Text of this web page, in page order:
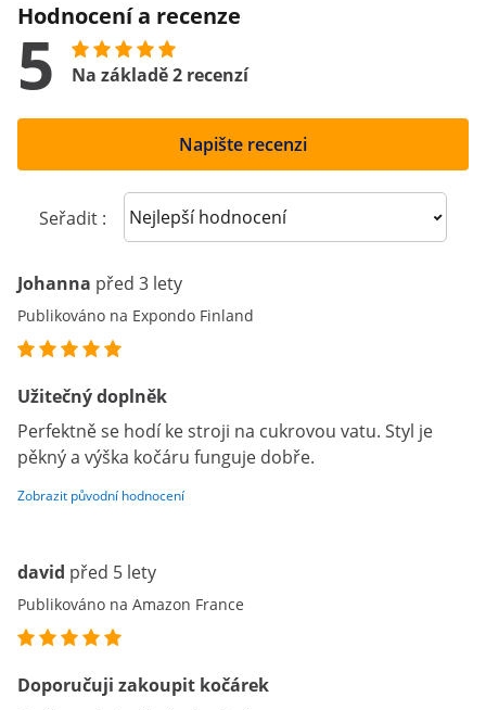
Hodnocení a recenze
5 Na základě 2 recenzí
Napište recenzi
Seřadit : Sort reviews
Johanna před 3 lety
Publikováno na Expondo Finland
Užitečný doplněk
Perfektně se hodí ke stroji na cukrovou vatu. Styl je
pěkný a výška kočáru funguje dobře.
Zobrazit původní hodnocení
david před 5 lety
Publikováno na Amazon France
Doporučuji zakoupit kočárek